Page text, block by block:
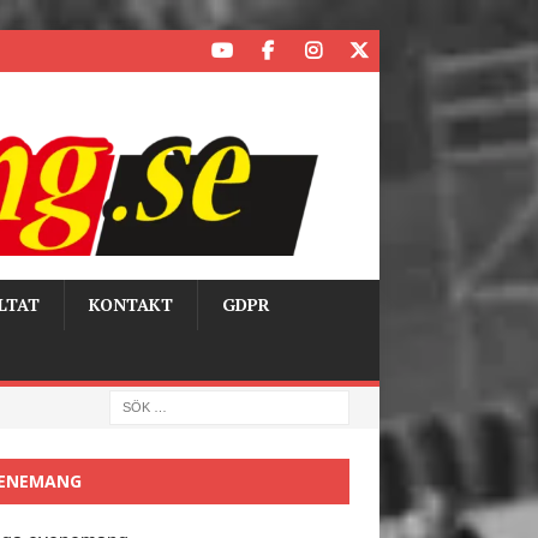
KONTAKT GDPR